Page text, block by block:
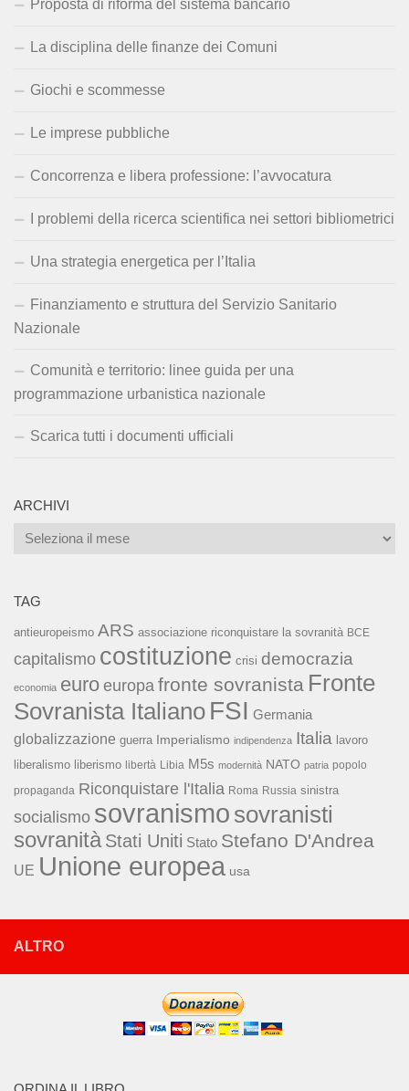
Proposta di riforma del sistema bancario
La disciplina delle finanze dei Comuni
Giochi e scommesse
Le imprese pubbliche
Concorrenza e libera professione: l’avvocatura
I problemi della ricerca scientifica nei settori bibliometrici
Una strategia energetica per l’Italia
Finanziamento e struttura del Servizio Sanitario
Nazionale
Comunità e territorio: linee guida per una
programmazione urbanistica nazionale
Scarica tutti i documenti ufficiali
ARCHIVI
Archivi
TAG
antieuropeismo ARS associazione riconquistare la sovranità BCE
capitalismo costituzione crisi democrazia
economia euro europa fronte sovranista Fronte
Sovranista Italiano FSI Germania
globalizzazione guerra Imperialismo indipendenza Italia lavoro
liberalismo liberismo libertà Libia M5s modernità NATO patria popolo
propaganda Riconquistare l'Italia Roma Russia sinistra
socialismo sovranismo sovranisti
sovranità Stati Uniti Stato Stefano D'Andrea
UE Unione europea usa
ALTRO